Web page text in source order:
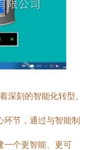
深刻的智能化转型。
节，通过与智能制
一个更智能、更可